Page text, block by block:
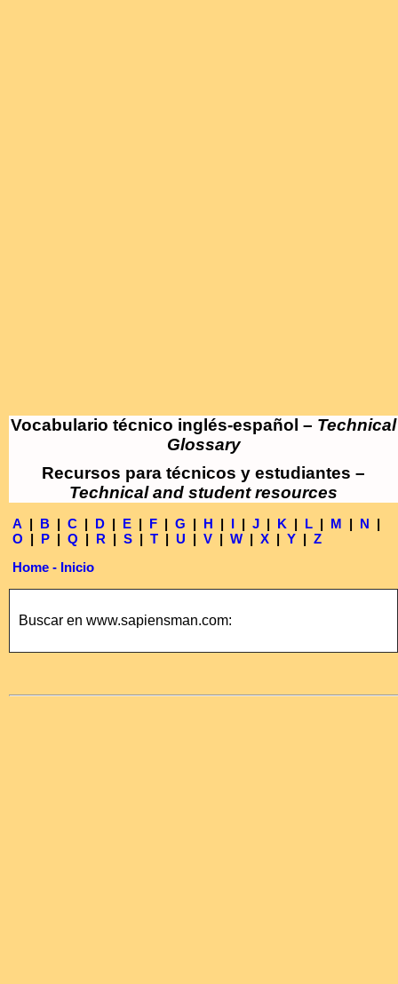
Vocabulario técnico inglés-español – Technical
Glossary
Recursos para técnicos y estudiantes –
Technical and student resources
A | B | C | D | E | F | G | H | I | J | K | L | M | N |
O | P | Q | R | S | T | U | V | W | X | Y | Z
Home - Inicio
Buscar en www.sapiensman.com: